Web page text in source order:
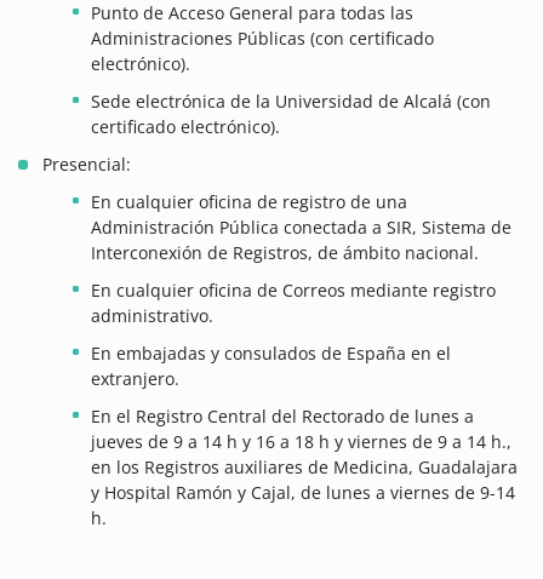
Punto de Acceso General para todas las
Administraciones Públicas (con certificado
electrónico).
Sede electrónica de la Universidad de Alcalá (con
certificado electrónico).
Presencial:
En cualquier oficina de registro de una
Administración Pública conectada a SIR, Sistema de
Interconexión de Registros, de ámbito nacional.
En cualquier oficina de Correos mediante registro
administrativo.
En embajadas y consulados de España en el
extranjero.
En el Registro Central del Rectorado de lunes a
jueves de 9 a 14 h y 16 a 18 h y viernes de 9 a 14 h.,
en los Registros auxiliares de Medicina, Guadalajara
y Hospital Ramón y Cajal, de lunes a viernes de 9-14
h.